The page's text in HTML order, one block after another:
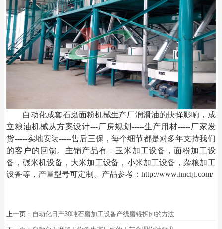
自动化成套石磨面粉机械生产厂润滑油的抉择影响，成
立粮油机械从方案设计---厂房规划-----生产用材-----厂家发
货-----实地安装-----售后三保，每个细节都是对多年支持我们
的客户的回馈。主销产品有：玉米加工设备，面粉加工设
备，碾米机设备，大米加工设备，小米加工设备，杂粮加工
设备等，产量型号可定制。产品参考：http://www.hncljl.com/
上一页： 自动化日产30吨石磨加工设备产线磨锟拆卸的方法